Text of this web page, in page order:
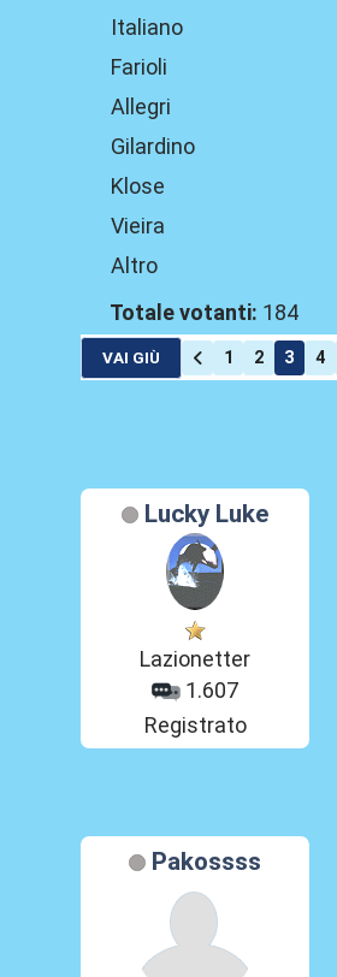
Italiano
Farioli
Allegri
Gilardino
Klose
Vieira
Altro
Totale votanti: 184
VAI GIÙ 1 2 3 4
Lucky Luke
Lazionetter
1.607
Registrato
Pakossss